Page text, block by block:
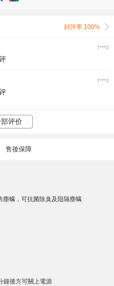
好評率 100%
7***2
7***3
评价
售後保障
塵螨，可抗菌除臭及阻隔塵螨
鐘後方可關上電源